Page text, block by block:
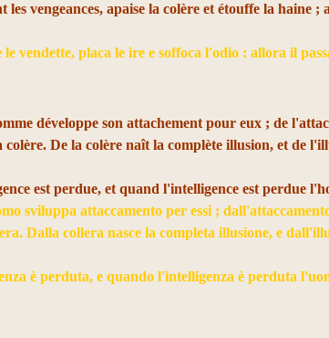
vengeances, apaise la colère et étouffe la haine ;
vendette, placa le ire e soffoca l'odio : allora il
développe son attachement pour eux ; de
De la colère naît la complète illusion, et de
est perdue, et quand l'intelligence est perdue
sviluppa attaccamento per essi ;
Dalla collera nasce la completa illusione, e
è perduta, e quando l'intelligenza è perduta